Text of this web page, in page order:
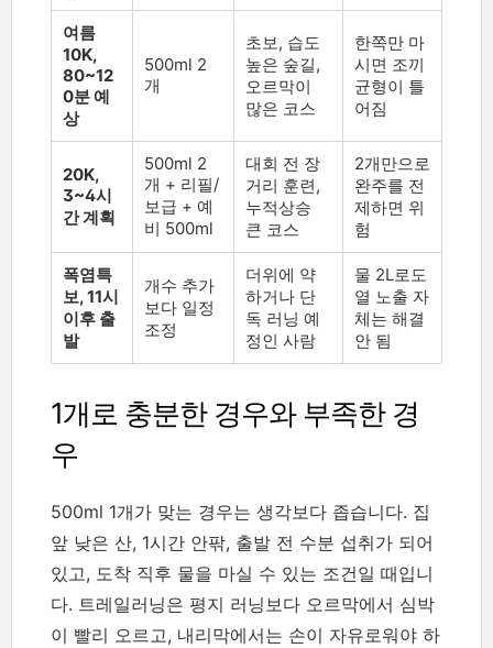
여름
10K,
80~12
0분 예
상
500ml 2
개
초보, 습도
높은 숲길,
오르막이
많은 코스
한쪽만 마
시면 조끼
균형이 틀
어짐
20K,
3~4시
간 계획
500ml 2
개 + 리필/
보급 + 예
비 500ml
대회 전 장
거리 훈련,
누적상승
큰 코스
2개만으로
완주를 전
제하면 위
험
폭염특
보, 11시
이후 출
발
개수 추가
보다 일정
조정
더위에 약
하거나 단
독 러닝 예
정인 사람
물 2L로도
열 노출 자
체는 해결
안 됨
1개로 충분한 경우와 부족한 경
우
500ml 1개가 맞는 경우는 생각보다 좁습니다. 집
앞 낮은 산, 1시간 안팎, 출발 전 수분 섭취가 되어
있고, 도착 직후 물을 마실 수 있는 조건일 때입니
다. 트레일러닝은 평지 러닝보다 오르막에서 심박
이 빨리 오르고, 내리막에서는 손이 자유로워야 하